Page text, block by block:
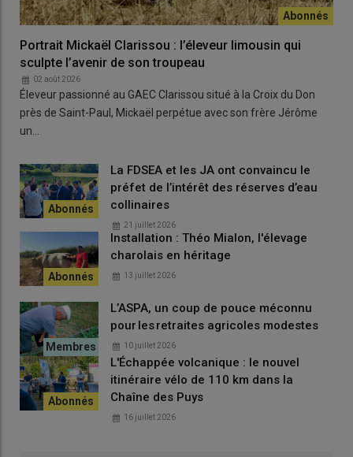
Portrait Mickaël Clarissou : l’éleveur limousin qui
sculpte l’avenir de son troupeau
02 août 2026
Éleveur passionné au GAEC Clarissou situé à la Croix du Don
près de Saint-Paul, Mickaël perpétue avec son frère Jérôme
un…
La FDSEA et les JA ont convaincu le
préfet de l’intérêt des réserves d’eau
collinaires
21 juillet 2026
Installation : Théo Mialon, l'élevage
charolais en héritage
13 juillet 2026
L’ASPA, un coup de pouce méconnu
pour les retraites agricoles modestes
10 juillet 2026
L'Échappée volcanique : le nouvel
itinéraire vélo de 110 km dans la
Chaîne des Puys
16 juillet 2026